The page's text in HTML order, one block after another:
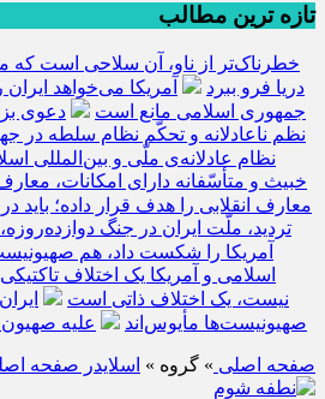
تازه ترین مطالب
خطرناک‌تر از ناو، آن سلاحی است که
دریا فرو ببرد
آمریکا می‌خواهد
جمهوری اسلامی مانع است
دعوی
نظم ناعادلانه و تحکّم نظام سلطه در
نظام عادلانه‌ی ملّی و بین‌المللی
خبیث و متأسّفانه دارای امکانات،
معارف انقلابی را هدف قرار داده؛ باید در
تردید، ملّت ایران در جنگ
آمریکا را شکست داد، هم
اسلامی و آمریکا یک اختلاف
نیست، یک اختلاف ذاتی است
صهیونیست‌ها مأیوس‌اند
علیه صهیون
صفحه اصلی » گروه » اسلایدر صفحه